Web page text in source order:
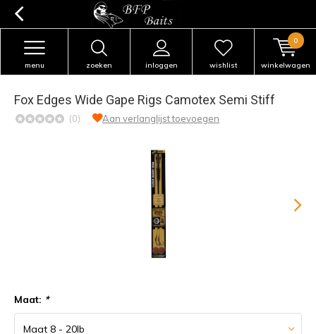
zoeken inloggen
menu wishlist winkelwagen
0
Fox Edges Wide Gape Rigs Camotex Semi Stiff
(0) Aan verlanglijst toevoegen
Maat: *